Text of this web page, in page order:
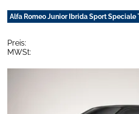
Alfa Romeo Junior Ibrida Sport Speciale
Preis:
MWSt: